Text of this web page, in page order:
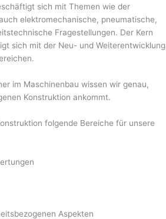
sich mit Themen wie der
elektromechanische, pneumatische,
Fragestellungen. Der Kern
sich mit der Neu- und Weiterentwicklung
im Maschinenbau wissen wir genau,
Konstruktion ankommt.
folgende Bereiche für unsere
Aspekten